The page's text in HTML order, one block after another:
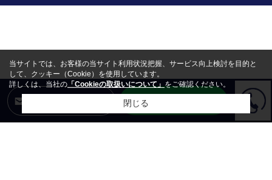
LINEからお問合せ
当サイトでは、お客様の当サイト利用状況把握、サービス向上検討を目的と
して、クッキー（Cookie）を使用しています。
詳しくは、当社の「Cookieの取扱いについて」をご確認ください。
閉じる